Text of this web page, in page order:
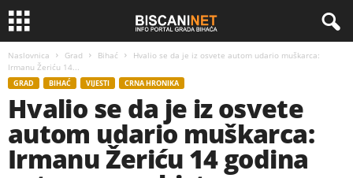
Naslovnica Grad Bihać
Hvalio se da je iz osvete autom udario muškarca:
Irmanu Žeriću 14...
GRAD BIHAĆ VIJESTI CRNA HRONIKA
Hvalio se da je iz osvete
autom udario muškarca:
Irmanu Žeriću 14 godina